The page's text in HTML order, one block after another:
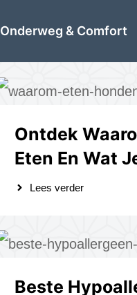
Onderweg & Comfort
Ontdek
Eten En Wat
Lees verder
Beste